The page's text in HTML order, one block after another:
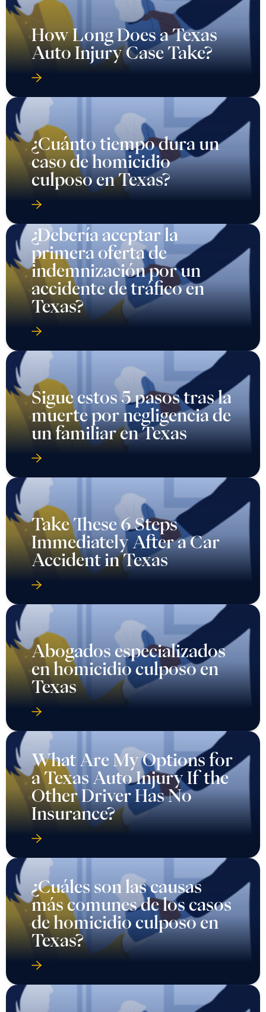
How Long Does a Texas
Auto Injury Case Take?
¿Cuánto tiempo dura un
caso de homicidio
culposo en Texas?
¿Debería aceptar la
primera oferta de
indemnización por un
accidente de tráfico en
Texas?
Sigue estos 5 pasos tras la
muerte por negligencia de
un familiar en Texas
Take These 6 Steps
Immediately After a Car
Accident in Texas
Abogados especializados
en homicidio culposo en
Texas
What Are My Options for
a Texas Auto Injury If the
Other Driver Has No
Insurance?
¿Cuáles son las causas
más comunes de los casos
de homicidio culposo en
Texas?